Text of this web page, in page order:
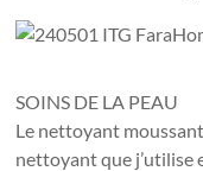
SOINS DE LA PEAU
Le nettoyant
nettoyant que j’utilise